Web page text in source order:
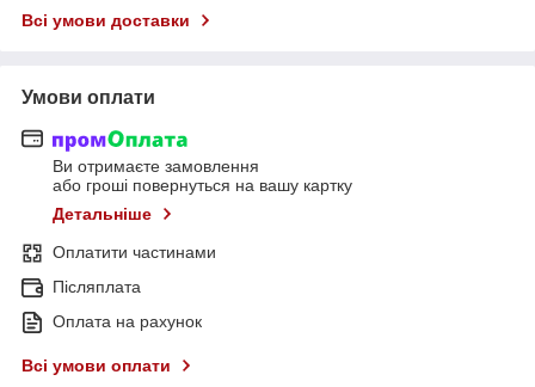
Всі умови доставки
Умови оплати
Ви отримаєте замовлення
або гроші повернуться на вашу картку
Детальніше
Оплатити частинами
Післяплата
Оплата на рахунок
Всі умови оплати